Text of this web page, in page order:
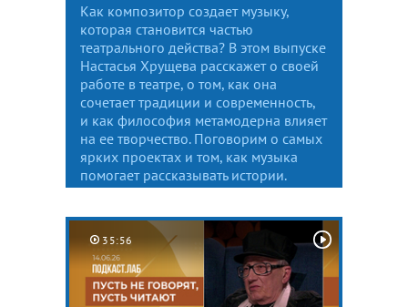
Как композитор создает музыку,
которая становится частью
театрального действа? В этом выпуске
Настасья Хрущева расскажет о своей
работе в театре, о том, как она
сочетает традиции и современность,
и как философия метамодерна влияет
на ее творчество. Поговорим о самых
ярких проектах и том, как музыка
помогает рассказывать истории.
35:56